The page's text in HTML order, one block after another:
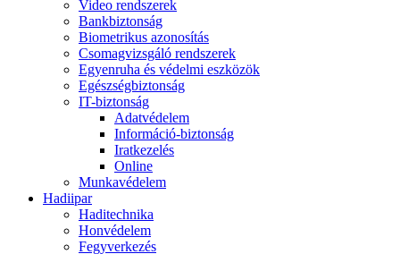
Video rendszerek
Bankbiztonság
Biometrikus azonosítás
Csomagvizsgáló rendszerek
Egyenruha és védelmi eszközök
Egészségbiztonság
IT-biztonság
Adatvédelem
Információ-biztonság
Iratkezelés
Online
Munkavédelem
Hadiipar
Haditechnika
Honvédelem
Fegyverkezés